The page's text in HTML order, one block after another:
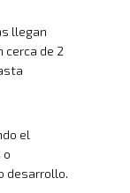
llegan
cerca de 2
el
o
desarrollo.
Y
De